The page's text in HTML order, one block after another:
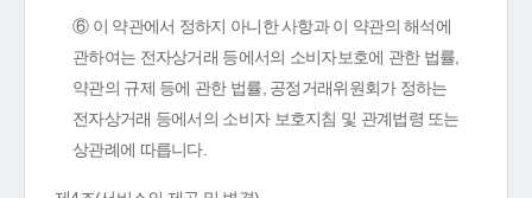
⑥ 이 약관에서 정하지 아니한 사항과 이 약관의 해석에
관하여는 전자상거래 등에서의 소비자보호에 관한 법률,
약관의 규제 등에 관한 법률, 공정거래위원회가 정하는
전자상거래 등에서의 소비자 보호지침 및 관계법령 또는
상관례에 따릅니다.